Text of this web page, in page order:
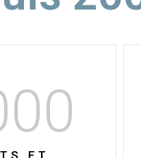
ET